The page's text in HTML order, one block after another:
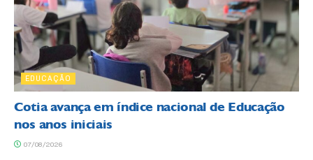
EDUCAÇÃO
Cotia avança em índice nacional de Educação
nos anos iniciais
07/08/2026